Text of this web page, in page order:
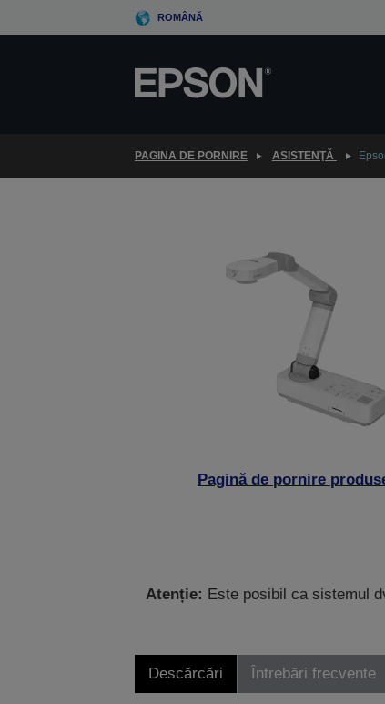
to
ROMÂNĂ
PAGINA DE PORNIRE ASISTENŢĂ
Pagină de pornire
Atenție: Este posibil ca sistemul
Descărcări Întrebări frecvente